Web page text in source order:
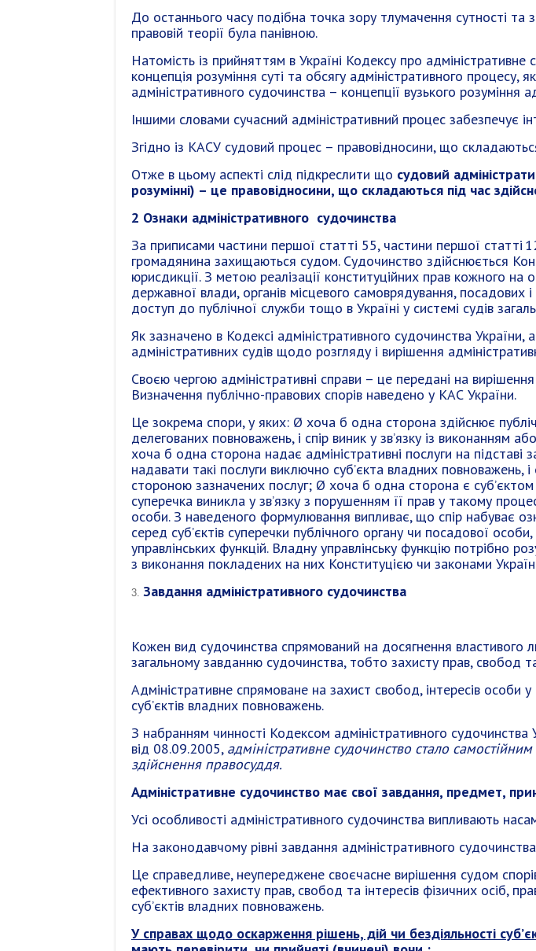
До останнього часу подібна точка зору тлумачення сутності та
правовій теорії була панівною.
Натомість із прийняттям в Україні Кодексу про
концепція розуміння суті та обсягу адміністративного
адміністративного судочинства – концепції вузького розуміння
Іншими словами сучасний адміністративний процес забезпечує
Згідно із КАСУ судовий процес – правовідносини, що
Отже в цьому аспекті слід підкреслити що судовий
розумінні) – це правовідносини, що складаються під час
2 Ознаки адміністративного судочинства
За приписами частини першої статті 55, частини першої статті
громадянина захищаються судом. Судочинство здійснюється
юрисдикції. З метою реалізації конституційних прав кожного на
державної влади, органів місцевого самоврядування, посадових
доступ до публічної служби тощо в Україні у системі судів
Як зазначено в Кодексі адміністративного судочинства України,
адміністративних судів щодо розгляду і вирішення
Своєю чергою адміністративні справи – це передані на
Визначення публічно-правових спорів наведено у КАС України.
Це зокрема спори, у яких: Ø хоча б одна сторона здійснює
делегованих повноважень, і спір виник у зв’язку із
хоча б одна сторона надає адміністративні послуги на підставі
надавати такі послуги виключно суб’єкта владних повноважень,
стороною зазначених послуг; Ø хоча б одна сторона є
суперечка виникла у зв’язку з порушенням її прав у такому
особи. З наведеного формулювання випливає, що спір набуває
серед суб’єктів суперечки публічного органу чи посадової
управлінських функцій. Владну управлінську функцію потрібно
з виконання покладених на них Конституцією чи законами
Завдання адміністративного судочинства
Кожен вид судочинства спрямований на досягнення властивого
загальному завданню судочинства, тобто захисту прав, свобод
Адміністративне спрямоване на захист свобод, інтересів особи
суб’єктів владних повноважень.
З набранням чинності Кодексом адміністративного
від 08.09.2005, адміністративне судочинство стало
здійснення правосуддя.
Адміністративне судочинство має свої завдання, предмет,
Усі особливості адміністративного судочинства випливають
На законодавчому рівні завдання адміністративного
Це справедливе, неупереджене своєчасне вирішення судом
ефективного захисту прав, свобод та інтересів фізичних осіб,
суб’єктів владних повноважень.
У справах щодо оскарження рішень, дій чи бездіяльності